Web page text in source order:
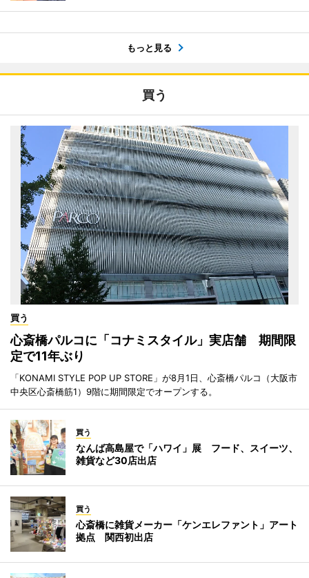
もっと見る
買う
買う
心斎橋パルコに「コナミスタイル」実店舗 期間限
定で11年ぶり
「KONAMI STYLE POP UP STORE」が8月1日、心斎橋パルコ（大阪市
中央区心斎橋筋1）9階に期間限定でオープンする。
買う
なんば高島屋で「ハワイ」展 フード、スイーツ、
雑貨など30店出店
買う
心斎橋に雑貨メーカー「ケンエレファント」アート
拠点 関西初出店